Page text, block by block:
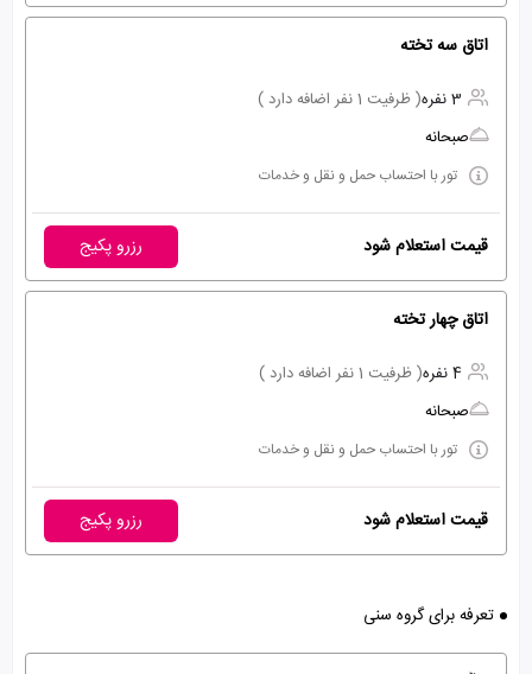
اتاق سه تخته
3 نفره
( ظرفیت 1 نفر اضافه دارد )
صبحانه
تور با احتساب حمل و نقل و خدمات
قیمت استعلام شود رزرو پکیج
اتاق چهار تخته
4 نفره
( ظرفیت 1 نفر اضافه دارد )
صبحانه
تور با احتساب حمل و نقل و خدمات
قیمت استعلام شود رزرو پکیج
تعرفه برای گروه سنی